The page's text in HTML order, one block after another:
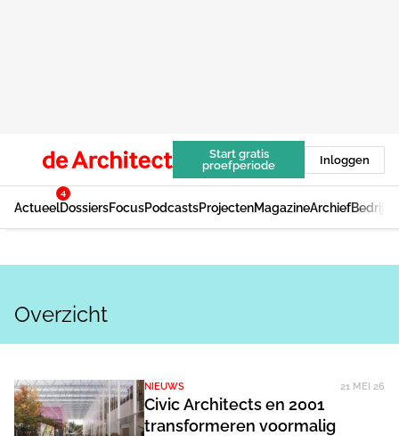
Start gratis
proefperiode
Inloggen
Actueel
4
DossiersFocusPodcastsProjectenMagazineArchief
Overzicht
NIEUWS 21 MEI 26
Civic Architects en 2001
transformeren voormalig